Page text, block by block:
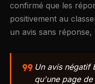
confirmé que les
positivement au
un avis sans
format_quote Un avis négatif
qu'une page